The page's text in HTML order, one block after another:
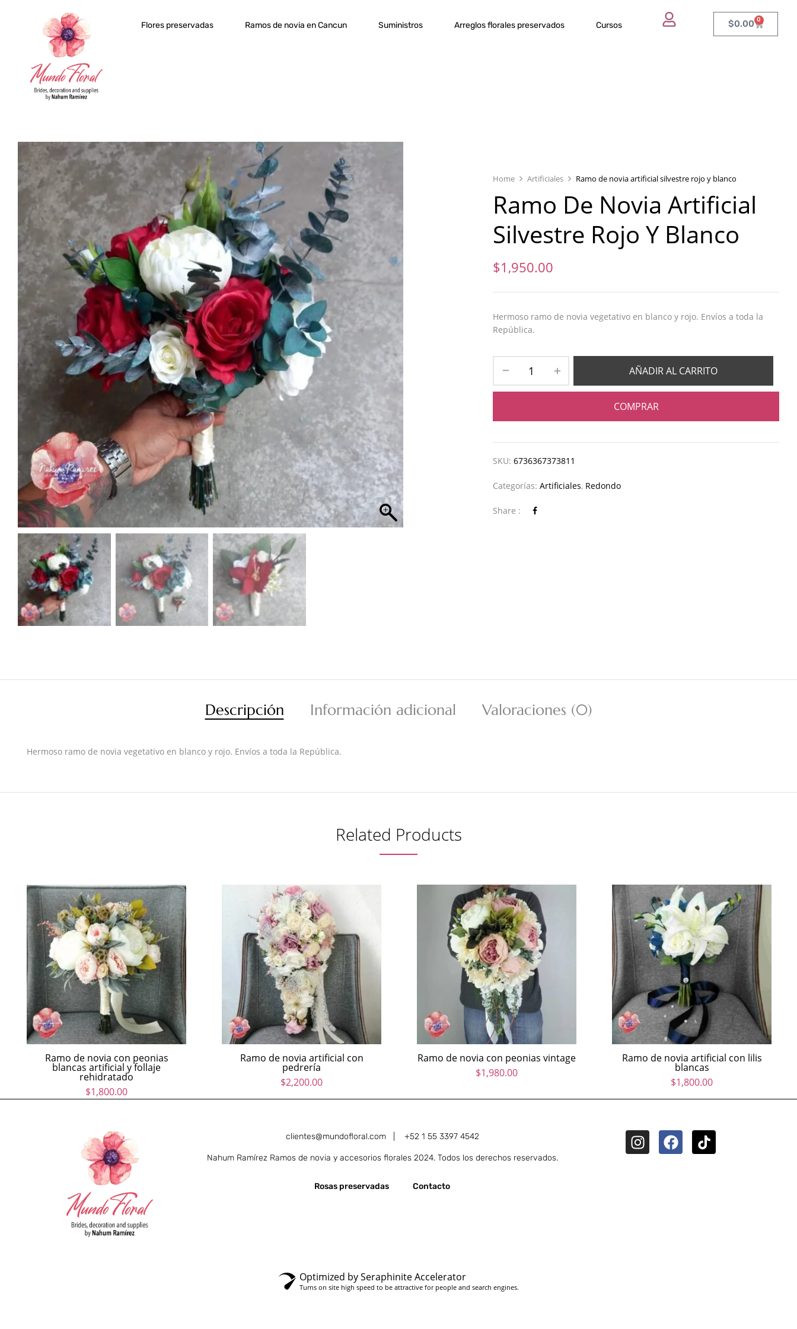
Flores preservadas Ramos de novia en Cancun Suministros Arreglos florales preservados Cursos $0.00 0
Home Artificiales Ramo de novia artificial silvestre rojo y blanco
Ramo De Novia Artificial
Silvestre Rojo Y Blanco
$1,950.00
Hermoso ramo de novia vegetativo en blanco y rojo. Envíos a toda la
República.
AÑADIR AL CARRITO
COMPRAR
SKU:6736367373811
Categorías:Artificiales, Redondo
Share :
Descripción Información adicional Valoraciones (0)
Hermoso ramo de novia vegetativo en blanco y rojo. Envíos a toda la República.
Related Products
Ramo de novia con peonias
blancas artificial y follaje
rehidratado
$1,800.00
Ramo de novia artificial con
pedrería
$2,200.00
Ramo de novia con peonias vintage
$1,980.00
Ramo de novia artificial con lilis
blancas
$1,800.00
clientes@mundofloral.com | +52 1 55 3397 4542
Nahum Ramírez Ramos de novia y accesorios florales 2024. Todos los derechos reservados.
Rosas preservadas Contacto
Optimized by Seraphinite Accelerator
Turns on site high speed to be attractive for people and search engines.